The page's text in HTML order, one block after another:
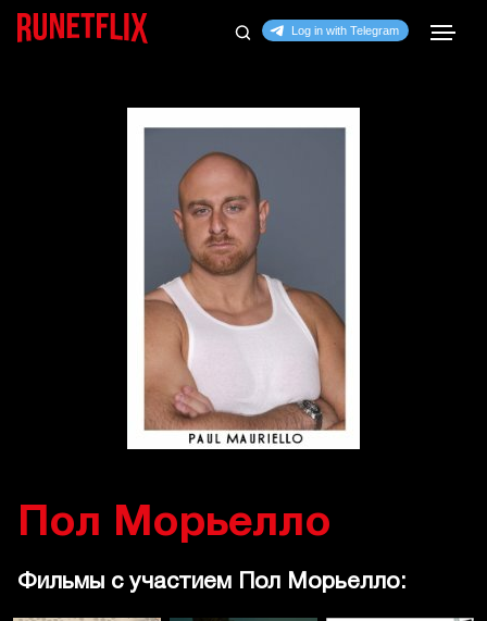
Пол Морьелло
Фильмы с участием Пол Морьелло: